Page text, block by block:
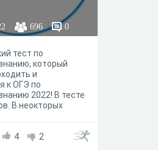
696 0
тест по
который
и
к ОГЭ по
2022! В тесте
В неокторых
только
4 2